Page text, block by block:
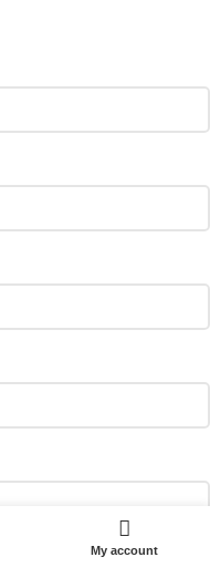
е-маил или Viber?
My account